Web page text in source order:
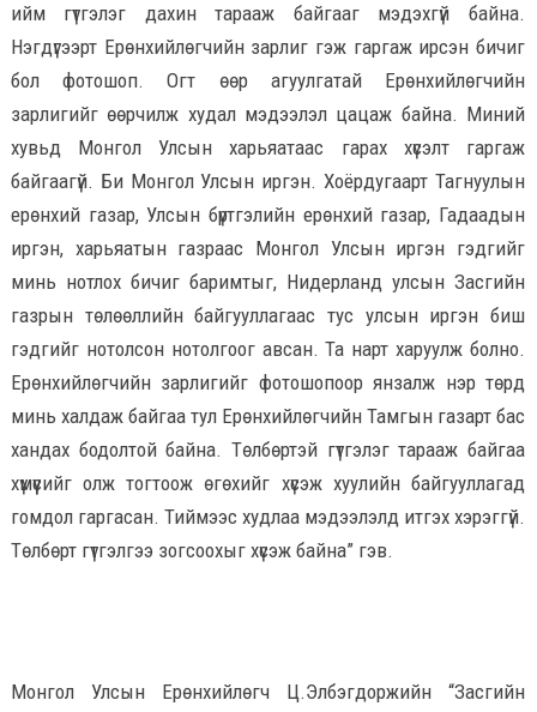
ийм гүтгэлэг дахин тарааж байгааг мэдэхгүй байна.
Нэгдүгээрт Ерөнхийлөгчийн зарлиг гэж гаргаж ирсэн бичиг
бол фотошоп. Огт өөр агуулгатай Ерөнхийлөгчийн
зарлигийг өөрчилж худал мэдээлэл цацаж байна. Миний
хувьд Монгол Улсын харьяатаас гарах хүсэлт гаргаж
байгаагүй. Би Монгол Улсын иргэн. Хоёрдугаарт Тагнуулын
ерөнхий газар, Улсын бүртгэлийн ерөнхий газар, Гадаадын
иргэн, харьяатын газраас Монгол Улсын иргэн гэдгийг
минь нотлох бичиг баримтыг, Нидерланд улсын Засгийн
газрын төлөөллийн байгууллагаас тус улсын иргэн биш
гэдгийг нотолсон нотолгоог авсан. Та нарт харуулж болно.
Ерөнхийлөгчийн зарлигийг фотошопоор янзалж нэр төрд
минь халдаж байгаа тул Ерөнхийлөгчийн Тамгын газарт бас
хандах бодолтой байна. Төлбөртэй гүтгэлэг тарааж байгаа
хүмүүсийг олж тогтоож өгөхийг хүсэж хуулийн байгууллагад
гомдол гаргасан. Тиймээс худлаа мэдээлэлд итгэх хэрэггүй.
Төлбөрт гүтгэлгээ зогсоохыг хүсэж байна” гэв.
Монгол Улсын Ерөнхийлөгч Ц.Элбэгдоржийн “Засгийн